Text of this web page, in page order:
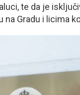
te da je
Gradu i licima